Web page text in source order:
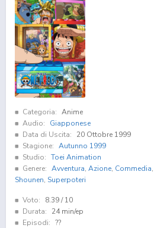
Categoria: Anime
Audio:
Giapponese
Data di Uscita:
20 Ottobre 1999
Stagione: Autunno 1999
Studio: Toei Animation
Genere: Avventura, Azione, Commedia,
Shounen, Superpoteri
Voto: 8.39/ 10
Durata:
24 min/ep
Episodi: ??